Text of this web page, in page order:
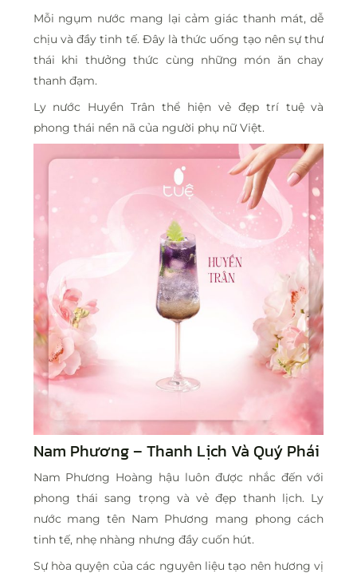
Mỗi ngụm nước mang lại cảm giác thanh mát, dễ
chịu và đầy tinh tế. Đây là thức uống tạo nên sự thư
thái khi thưởng thức cùng những món ăn chay
thanh đạm.
Ly nước Huyền Trân thể hiện vẻ đẹp trí tuệ và
phong thái nền nã của người phụ nữ Việt.
Nam Phương – Thanh Lịch Và Quý Phái
Nam Phương Hoàng hậu luôn được nhắc đến với
phong thái sang trọng và vẻ đẹp thanh lịch. Ly
nước mang tên Nam Phương mang phong cách
tinh tế, nhẹ nhàng nhưng đầy cuốn hút.
Sự hòa quyện của các nguyên liệu tạo nên hương vị